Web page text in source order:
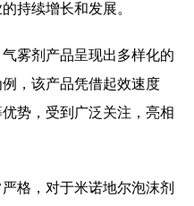
持续增长和发展。
雾剂产品呈现出多样化的
，该产品凭借起效速度
势，受到广泛关注，亮相
格，对于米诺地尔泡沫剂